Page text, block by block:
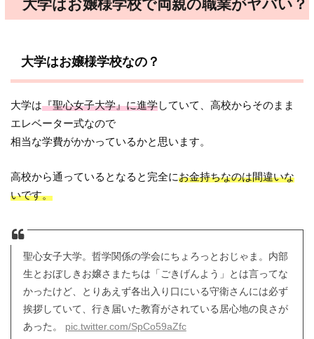
大学はお嬢様学校で両親の職業がヤバい？
大学はお嬢様学校なの？
大学は『聖心女子大学』に進学していて、高校からそのまま
エレベーター式なので
相当な学費がかかっているかと思います。
高校から通っているとなると完全にお金持ちなのは間違いな
いです。
聖心女子大学。哲学関係の学会にちょろっとおじゃま。内部
生とおぼしきお嬢さまたちは「ごきげんよう」とは言ってな
かったけど、とりあえず各出入り口にいる守衛さんには必ず
挨拶していて、行き届いた教育がされている居心地の良さが
あった。 pic.twitter.com/SpCo59aZfc